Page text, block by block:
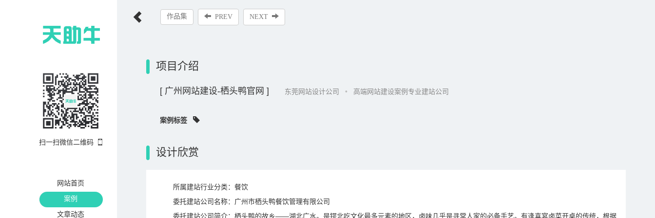
扫一扫微信二维码
网站首页
案例
文章动态
作品集 PREV NEXT
项目介绍
[ 广州网站建设-栖头鸭官网 ] 东莞网站设计公司 • 高端网站建设案例专业建站公司
案例标签
设计欣赏
所属建站行业分类：餐饮
委托建站公司名称：广州市栖头鸭餐饮管理有限公司
委托建站公司简介： 栖头鸭的故乡——湖北广水。是锷北吃文化最多元素的地区，卤味几乎是寻常人家的必备手艺。有逢喜宴卤菜开桌的传统，根据